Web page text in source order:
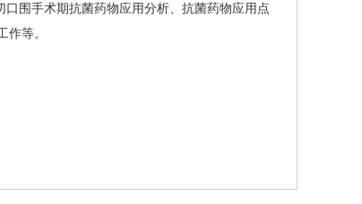
围手术期抗菌药物应用分析、抗菌药物应用点
等。